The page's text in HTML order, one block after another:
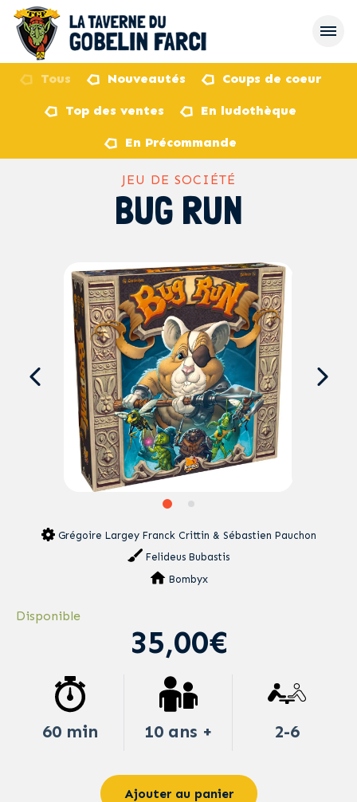
Tous Nouveautés Coups de coeur
Top des ventes En ludothèque
En Précommande
JEU DE SOCIÉTÉ
BUG RUN
Grégoire Largey Franck Crittin & Sébastien Pauchon
Felideus Bubastis
Bombyx
Disponible
35,00€
60 min 10 ans + 2-6
Ajouter au panier